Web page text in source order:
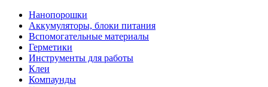
Нанопорошки
Аккумуляторы, блоки питания
Вспомогательные материалы
Герметики
Инструменты для работы
Клеи
Компаунды